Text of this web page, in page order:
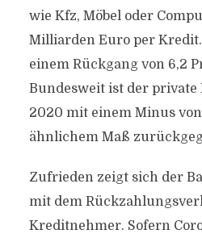
wie Kfz, Möbel oder
Milliarden Euro per
einem Rückgang von 6,2
Bundesweit ist der
2020 mit einem Minus
ähnlichem Maß
Zufrieden zeigt sich der
mit dem
Kreditnehmer. Sofern